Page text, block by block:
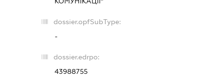
dossier.opfSubType:
-
dossier.edrpo:
43988755